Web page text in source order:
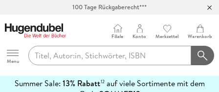
100 Tage Rückgaberecht***
Hugendubel
Menu
Filiale Konto Merkzettel Warenkorb
Summer Sale: 13% Rabatt12auf viele Sortimente mit dem